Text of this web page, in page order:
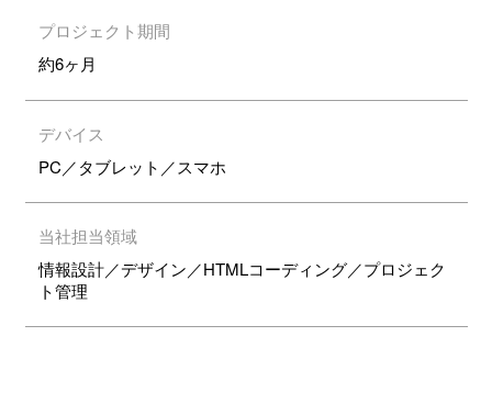
プロジェクト期間
約6ヶ月
デバイス
PC／タブレット／スマホ
当社担当領域
情報設計／デザイン／HTMLコーディング／プロジェク
ト管理